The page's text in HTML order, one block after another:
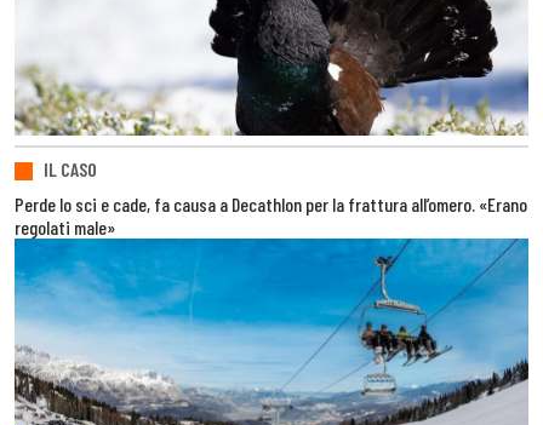
IL CASO
Perde lo sci e cade, fa causa a Decathlon per la frattura all’omero. «Erano
regolati male»